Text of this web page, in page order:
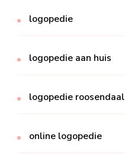
logopedie
logopedie aan huis
logopedie roosendaal
online logopedie